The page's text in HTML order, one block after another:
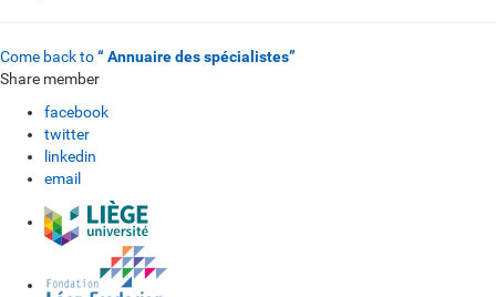
Come back to“ Annuaire des spécialistes”
Share member
facebook
twitter
linkedin
email